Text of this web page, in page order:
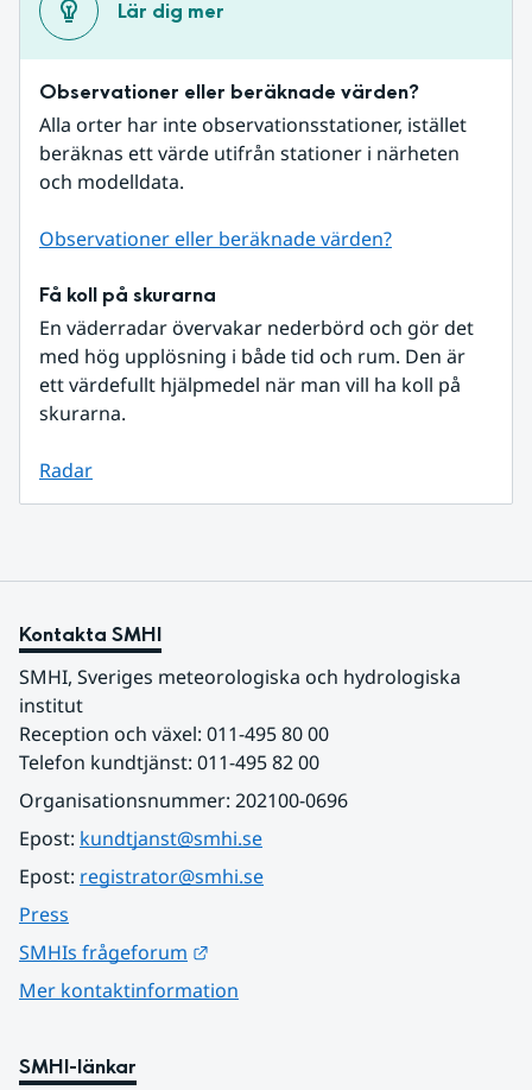
Lär dig mer
Observationer eller beräknade värden?
Alla orter har inte observationsstationer, istället
beräknas ett värde utifrån stationer i närheten
och modelldata.
Observationer eller beräknade värden?
Få koll på skurarna
En väderradar övervakar nederbörd och gör det
med hög upplösning i både tid och rum. Den är
ett värdefullt hjälpmedel när man vill ha koll på
skurarna.
Radar
Kontakta SMHI
SMHI, Sveriges meteorologiska och hydrologiska
institut
Reception och växel: 011-495 80 00
Telefon kundtjänst: 011-495 82 00
Organisationsnummer: 202100-0696
Epost: kundtjanst@smhi.se
Epost: registrator@smhi.se
Press
SMHIs frågeforum
Mer kontaktinformation
SMHI-länkar